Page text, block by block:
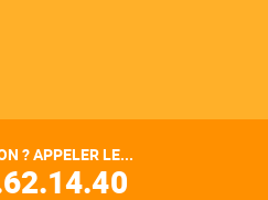
? APPELER LE...